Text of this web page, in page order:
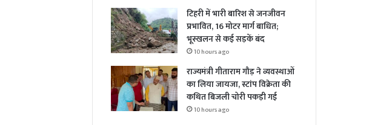
टिहरी में भारी बारिश से जनजीवन
प्रभावित, 16 मोटर मार्ग बाधित;
भूस्खलन से कई सड़कें बंद
10 hours ago
राज्यमंत्री गीताराम गौड़ ने व्यवस्थाओं
का लिया जायजा, स्टांप विक्रेता की
कथित बिजली चोरी पकड़ी गई
10 hours ago